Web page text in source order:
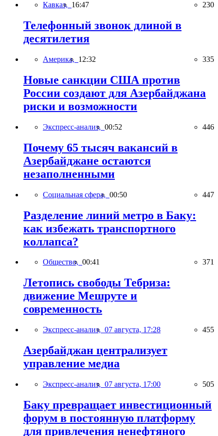
Кавказ, 16:47 230
Телефонный звонок длиной в
десятилетия
Америка, 12:32 335
Новые санкции США против
России создают для Азербайджана
риски и возможности
Экспресс-анализ, 00:52 446
Почему 65 тысяч вакансий в
Азербайджане остаются
незаполненными
Социальная сфера, 00:50 447
Разделение линий метро в Баку:
как избежать транспортного
коллапса?
Общество, 00:41 371
Летопись свободы Тебриза:
движение Мешруте и
современность
Экспресс-анализ, 07 августа, 17:28 455
Азербайджан централизует
управление медиа
Экспресс-анализ, 07 августа, 17:00 505
Баку превращает инвестиционный
форум в постоянную платформу
для привлечения ненефтяного